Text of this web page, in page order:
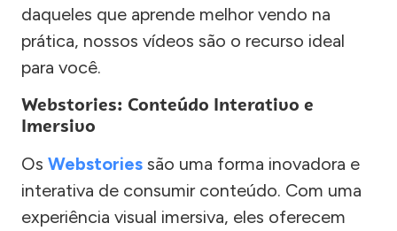
daqueles que aprende melhor vendo na
prática, nossos vídeos são o recurso ideal
para você.
Webstories: Conteúdo Interativo e
Imersivo
Os Webstories são uma forma inovadora e
interativa de consumir conteúdo. Com uma
experiência visual imersiva, eles oferecem